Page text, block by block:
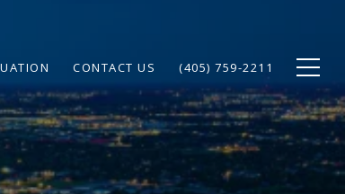
CONTACT US (405) 759-2211